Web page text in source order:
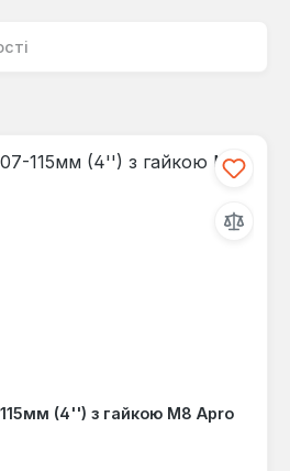
(4'') з гайкою М8 Apro